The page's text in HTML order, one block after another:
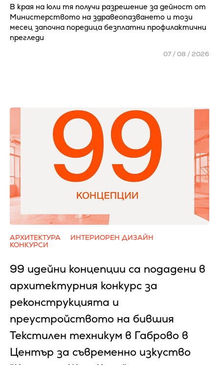
В края на юли тя получи разрешение за дейност от
Министерството на здравеопазването и този
месец започна поредица безплатни профилактични
прегледи
07 / 08 / 2026
АРХИТЕКТУРА
ИНТЕРИОРЕН ДИЗАЙН
КОНКУРСИ
99 идейни концепции са подадени в
архитектурния конкурс за
реконструкцията и
преустройството на бившия
Текстилен техникум в Габрово в
Център за съвременно изкуство